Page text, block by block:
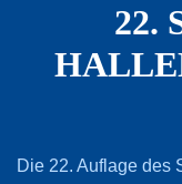
22.
Die 22. Auflage des